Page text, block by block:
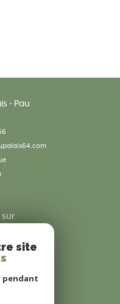
- Pau
sur
site
pendant